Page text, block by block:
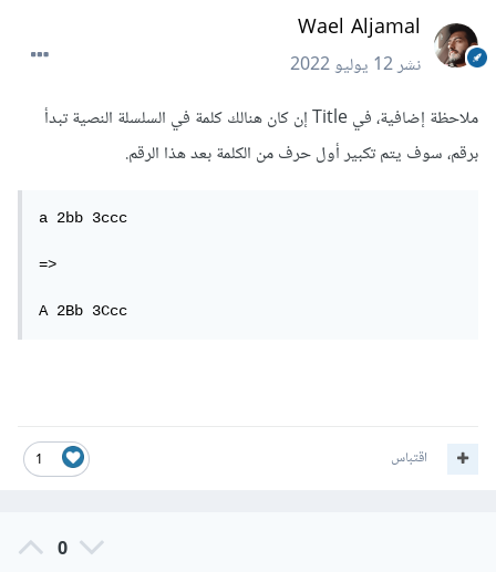
Wael Aljamal
نشر12 يوليو 2022
ملاحظة إضافية، في Title إن كان هنالك كلمة في السلسلة النصية تبدأ
برقم، سوف يتم تكبير أول حرف من الكلمة بعد هذا الرقم.
a 2bb 3ccc
=>
A 2Bb 3Ccc
1 اقتباس
0